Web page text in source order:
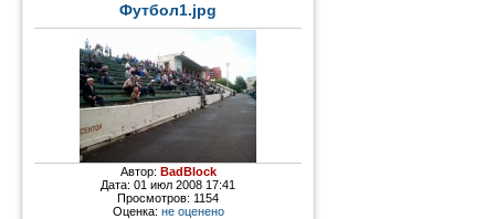
Футбол1.jpg
Автор: BadBlock
Дата: 01 июл 2008 17:41
Просмотров: 1154
Оценка: не оценено